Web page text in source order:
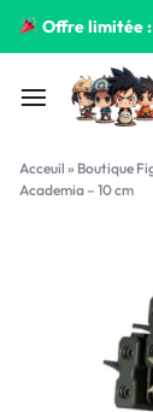
Offre limitée :
Acceuil » Boutique
Academia – 10 cm